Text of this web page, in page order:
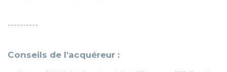
----------
Conseils de l’acquéreur :